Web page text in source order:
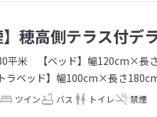
】穂高側テラス付デ
平米
【ベッド】幅120cm×長
ラベッド】幅100cm×長さ180cm
ツイン バス トイレ 禁煙